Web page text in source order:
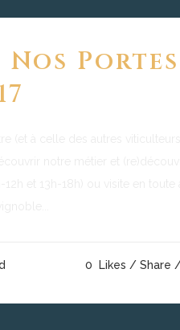
Portes
0 Likes Share